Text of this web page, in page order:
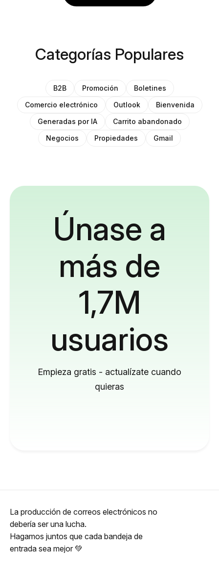
Categorías Populares
B2B Promoción
Boletines
Comercio electrónico
Outlook
Bienvenida
Generadas por IA
Carrito abandonado
Negocios
Propiedades Gmail
Únase a
más de
1,7M
usuarios
Empieza gratis - actualízate cuando
quieras
La producción de correos electrónicos no
debería ser una lucha.
Hagamos juntos que cada bandeja de
entrada sea mejor 💚